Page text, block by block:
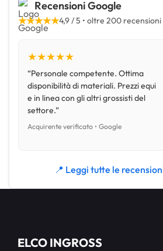
Recensioni Google
★★★★★4,9 / 5 • oltre 200 recensioni
★★★★★
“Personale competente. Ottima
disponibilità di materiali. Prezzi equi
e in linea con gli altri grossisti del
settore.”
Acquirente verificato • Google
📍 Leggi tutte le
ELCO INGROSS